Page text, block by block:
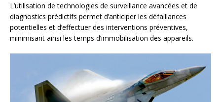
L’utilisation de technologies de surveillance avancées et de
diagnostics prédictifs permet d’anticiper les défaillances
potentielles et d’effectuer des interventions préventives,
minimisant ainsi les temps d’immobilisation des appareils.